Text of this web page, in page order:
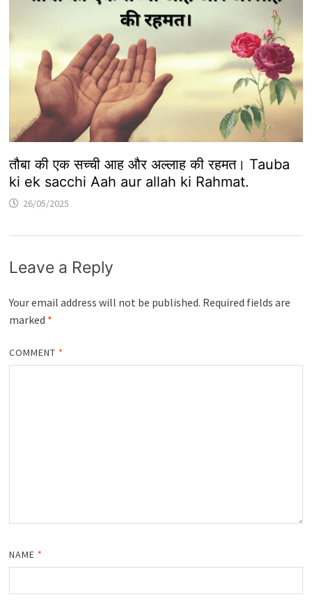
तौबा की एक सच्ची आह और अल्लाह की रहमत। Tauba
ki ek sacchi Aah aur allah ki Rahmat.
26/05/2025
Leave a Reply
Your email address will not be published. Required fields are
marked *
COMMENT *
NAME *